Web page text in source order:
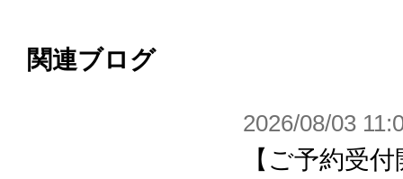
短銃（掌式滑空砲（長銃/短銃））が
可動し肩装甲や旗印、ウィングなど
関連ブログ
2026/08/03
【ご予約受